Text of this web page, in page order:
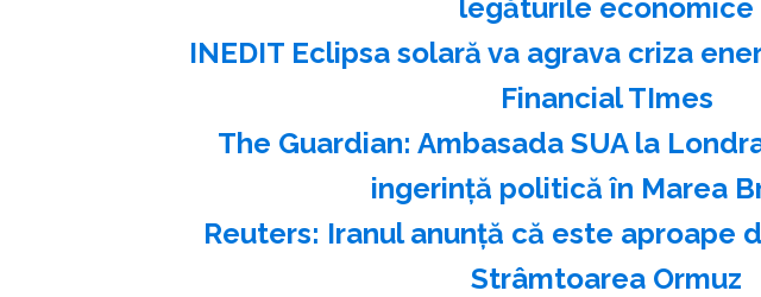
legăturile economice
INEDIT Eclipsa solară va agrava criza
Financial TImes
The Guardian: Ambasada SUA la
ingerinţă politică în Marea
Reuters: Iranul anunţă că este aproape
Strâmtoarea Ormuz